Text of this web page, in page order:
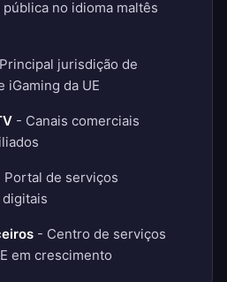
no idioma maltês
jurisdição de
iGaming da UE
- Canais comerciais
Portal de serviços
- Centro de serviços
em crescimento